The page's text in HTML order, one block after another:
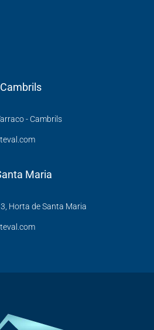
- Cambrils
Maria
Horta de Santa Maria